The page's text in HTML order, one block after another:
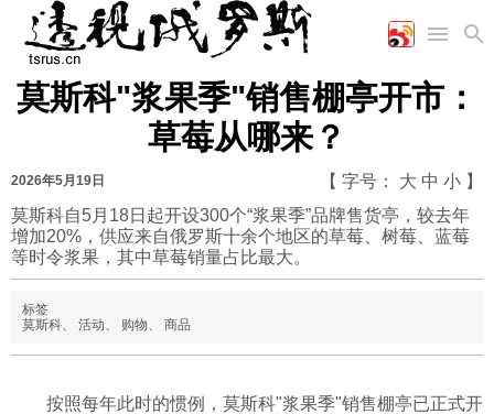
首页
国际
时政
军事
空军
陆军
军事合作
评论
财经
工业
能源
农业
文艺
美食
娱乐
图片新闻
漫画
视频
图表
莫斯科"浆果季"销售棚亭开市：
草莓从哪来？
2026年5月19日 【 字号： 大 中 小 】
莫斯科自5月18日起开设300个“浆果季”品牌售货亭，较去年
增加20%，供应来自俄罗斯十余个地区的草莓、树莓、蓝莓
等时令浆果，其中草莓销量占比最大。
标签
莫斯科、 活动、 购物、 商品
按照每年此时的惯例，莫斯科"浆果季"销售棚亭已正式开